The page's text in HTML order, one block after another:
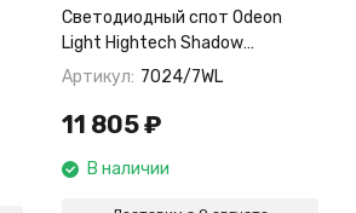
Светодиодный спот Odeon
Light Hightech Shadow
7024/7WL
Артикул: 7024/7WL
11 805₽
В наличии